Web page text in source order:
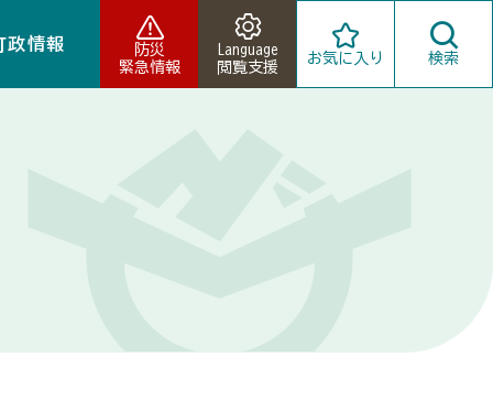
政情報
防災
緊急情報
Language
閲覧支援
お気に入り 検索